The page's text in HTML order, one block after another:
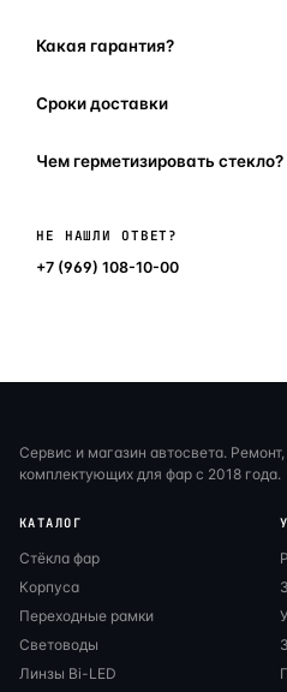
Какая гарантия?
Сроки доставки
Чем герметизировать стекло?
НЕ НАШЛИ ОТВЕТ?
+7 (969) 108-10-00
Сервис и магазин автосвета.
комплектующих для фар с 2018 года.
КАТАЛОГ
Стёкла фар
Корпуса
Переходные рамки
Световоды
Линзы Bi-LED